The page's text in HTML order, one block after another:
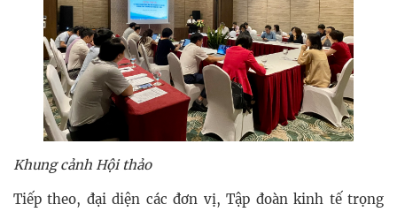
Khung cảnh Hội thảo
Tiếp theo, đại diện các đơn vị, Tập đoàn kinh tế trọng